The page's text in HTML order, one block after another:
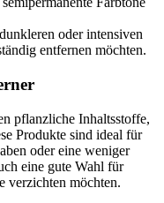
oder intensiven
entfernen möchten.
pflanzliche Inhaltsstoffe,
Produkte sind ideal für
oder eine weniger
eine gute Wahl für
verzichten möchten.